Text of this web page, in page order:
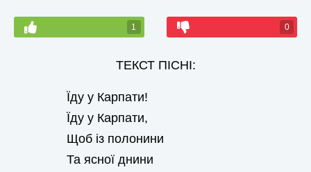
1 0
ТЕКСТ ПІСНІ:
Їду у Карпати!
Їду у Карпати,
Щоб із полонини
Та ясної днини